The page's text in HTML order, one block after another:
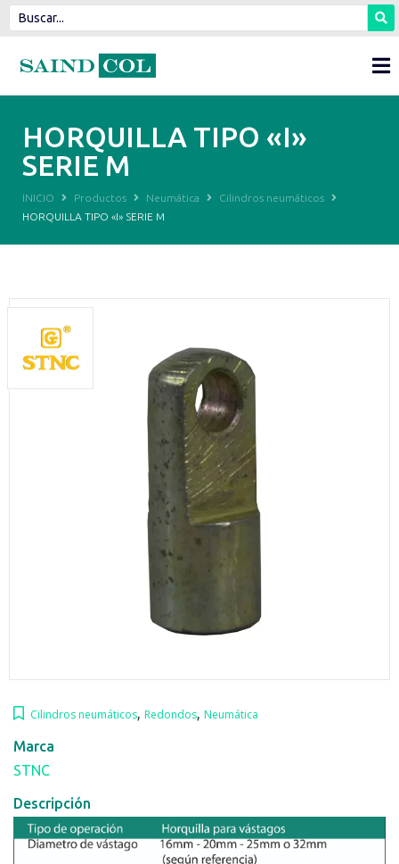
HORQUILLA TIPO «I»
SERIE M
INICIO Productos Neumática
Cilindros neumáticos
HORQUILLA TIPO «I» SERIE M
Cilindros neumáticos, Redondos, Neumática
Marca
STNC
Descripción